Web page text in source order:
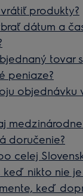
produkty?
dátum a
tovar
peniaze?
objednávku
doručenie?
celej
keď nikto nie
keď